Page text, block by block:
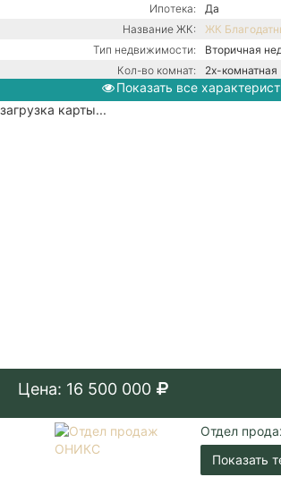
Ипотека:
Да
Название ЖК:
ЖК
Тип недвижимости:
Вторичная
Кол-во комнат:
2х-комнатная
Тип дома:
Монолитно-
Показать все
загрузка карты...
Цена: 16 500 000
Отдел
Показать